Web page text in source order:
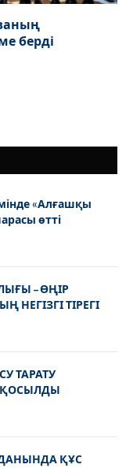
берді
«Алғашқы
өтті
– ӨҢІР
ТІРЕГІ
ТАРАТУ
ҚОСЫЛДЫ
ҚҰС